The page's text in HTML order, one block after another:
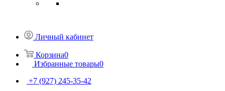
Личный кабинет
Корзина0
Избранные товары0
+7 (927) 245-35-42